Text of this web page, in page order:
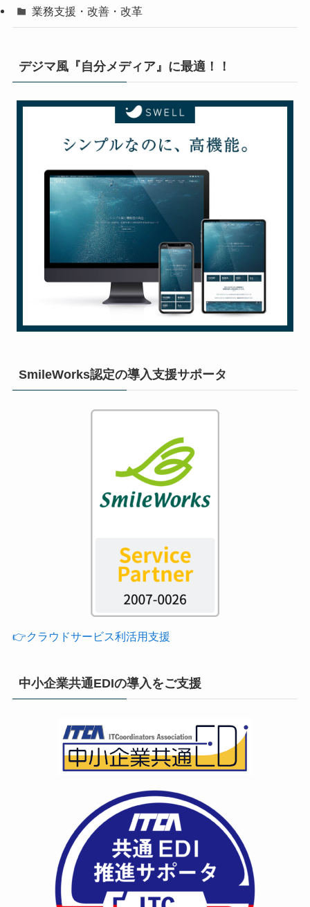
業務支援・改善・改革
デジマ風『自分メディア』に最適！！
SmileWorks認定の導入支援サポータ
👉クラウドサービス利活用支援
中小企業共通EDIの導入をご支援